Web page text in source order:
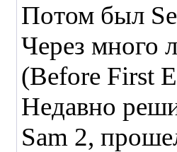
Потом был
Через много
(Before First
Недавно
Sam 2,